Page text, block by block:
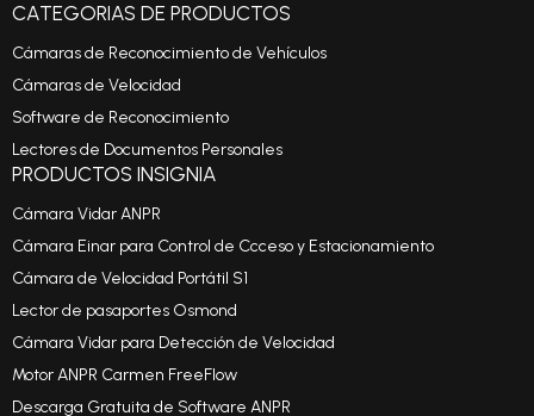
CATEGORIAS DE PRODUCTOS
Cámaras de Reconocimiento de Vehículos
Cámaras de Velocidad
Software de Reconocimiento
Lectores de Documentos Personales
PRODUCTOS INSIGNIA
Cámara Vidar ANPR
Cámara Einar para Control de Ccceso y Estacionamiento
Cámara de Velocidad Portátil S1
Lector de pasaportes Osmond
Cámara Vidar para Detección de Velocidad
Motor ANPR Carmen FreeFlow
Descarga Gratuita de Software ANPR